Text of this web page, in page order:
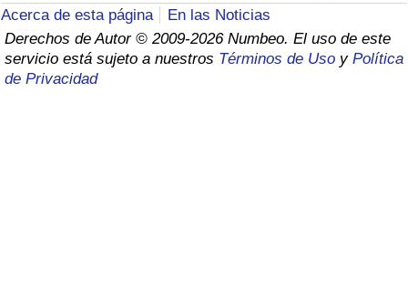
Acerca de esta página
En las Noticias
Derechos de Autor © 2009-2026 Numbeo. El uso de este
servicio está sujeto a nuestros Términos de Uso y Política
de Privacidad
Calificación del Índice de Criminalidad
(Actual)
Índice de Criminalidad